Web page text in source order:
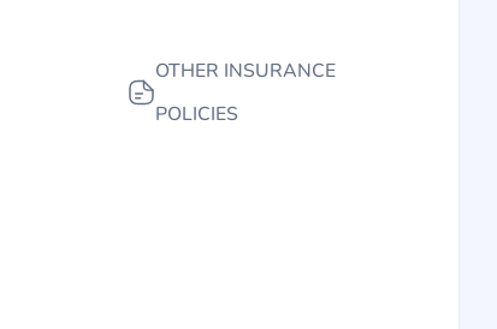
OTHER INSURANCE
POLICIES